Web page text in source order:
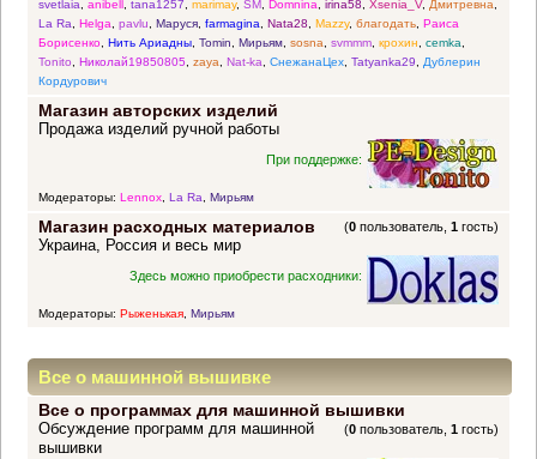
svetlaia, anibell, tana1257, marimay, SM, Domnina, irina58, Xsenia_V, Дмитревна,
La Ra, Helga, pavlu, Маруся, farmagina, Nata28, Mazzy, благодать, Раиса
Борисенко, Нить Ариадны, Tomin, Мирьям, sosna, svmmm, крохин, cemka,
Tonito, Николай19850805, zaya, Nat-ka, СнежанаЦех, Tatyanka29, Дублерин
Кордурович
Магазин авторских изделий
Продажа изделий ручной работы
При поддержке:
Модераторы: Lennox, La Ra, Мирьям
Магазин расходных материалов (0 пользователь,1 гость)
Украина, Россия и весь мир
Здесь можно приобрести расходники:
Модераторы: Рыженькая, Мирьям
Все о машинной вышивке
Все о программах для машинной вышивки
(0 пользователь,1 гость)
Обсуждение программ для машинной
вышивки